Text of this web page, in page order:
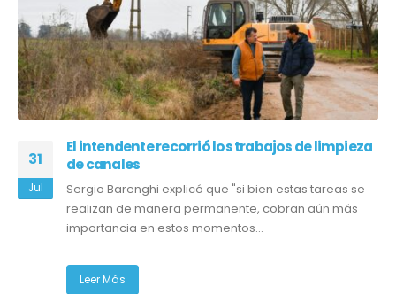
31
Jul
El intendente recorrió los trabajos de limpieza
de canales
Sergio Barenghi explicó que "si bien estas tareas se
realizan de manera permanente, cobran aún más
importancia en estos momentos...
Leer Más